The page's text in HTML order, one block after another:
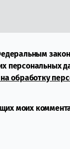
персональных
на обработку
моих